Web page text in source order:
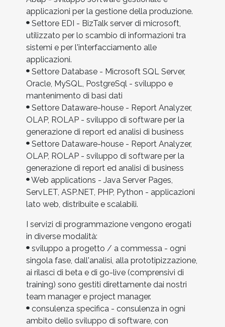
applicazioni per la gestione della produzione.
Settore EDI - BizTalk server di microsoft,
utilizzato per lo scambio di informazioni tra
sistemi e per l'interfacciamento alle
applicazioni.
Settore Database - Microsoft SQL Server,
Oracle, MySQL, PostgreSql - sviluppo e
mantenimento di basi dati
Settore Dataware-house - Report Analyzer,
OLAP, ROLAP - sviluppo di software per la
generazione di report ed analisi di business
Settore Dataware-house - Report Analyzer,
OLAP, ROLAP - sviluppo di software per la
generazione di report ed analisi di business
Web applications - Java Server Pages,
ServLET, ASP.NET, PHP, Python - applicazioni
lato web, distribuite e scalabili.
I servizi di programmazione vengono erogati
in diverse modalità:
sviluppo a progetto / a commessa - ogni
singola fase, dall'analisi, alla prototipizzazione,
ai rilasci di beta e di go-live (comprensivi di
training) sono gestiti direttamente dai nostri
team manager e project manager.
consulenza specifica - consulenza in ogni
ambito dello sviluppo di software, con